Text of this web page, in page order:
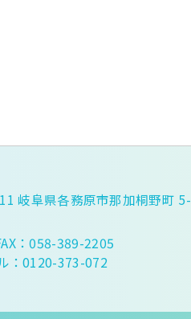
岐阜県各務原市那加桐野町 5-
：058-389-2205
：0120-373-072